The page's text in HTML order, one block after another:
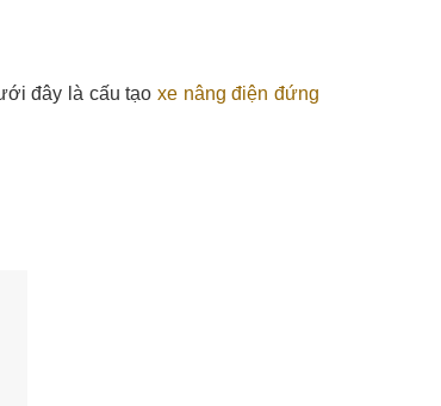
đây là cấu tạoxe nâng điện đứng